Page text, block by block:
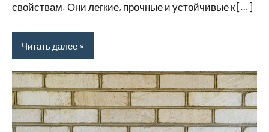
свойствам. Они легкие, прочные и устойчивые к […]
Читать далее